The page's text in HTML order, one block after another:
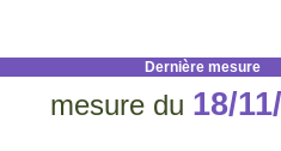
Dernière mesure
mesure du 18/